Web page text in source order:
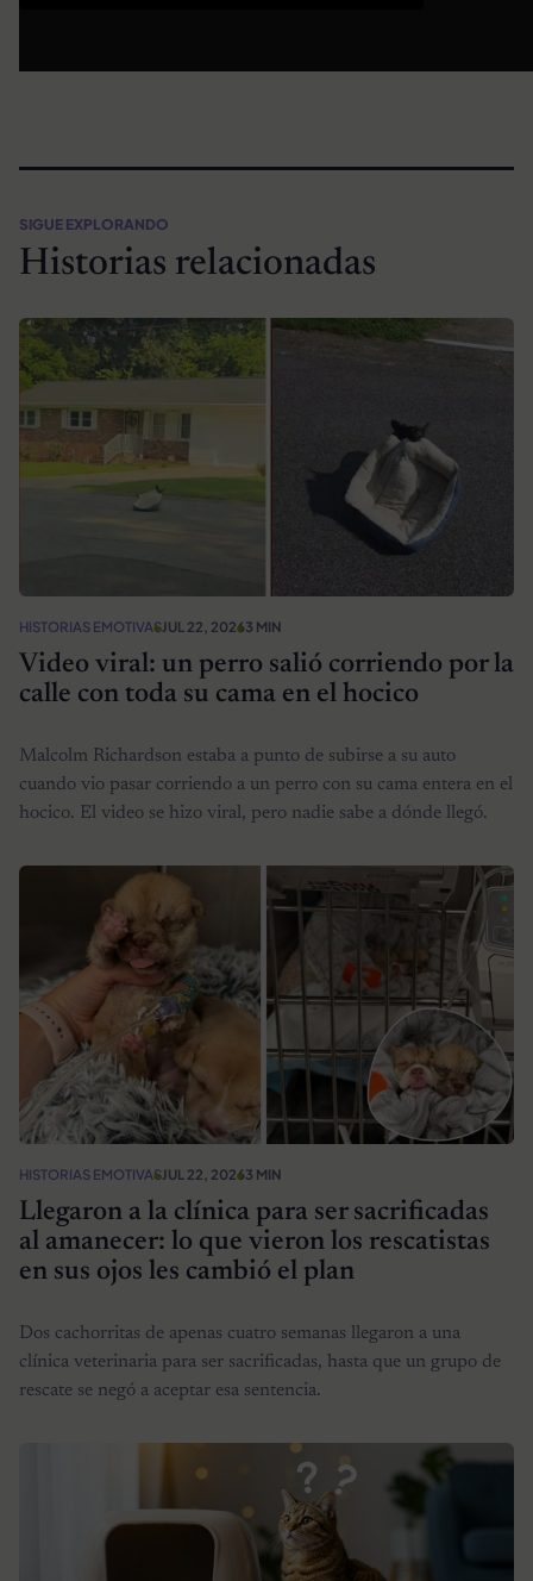
SIGUE EXPLORANDO
Historias relacionadas
HISTORIAS EMOTIVASJUL 22, 20263 MIN
Video viral: un perro salió corriendo por la
calle con toda su cama en el hocico
Malcolm Richardson estaba a punto de subirse a su auto
cuando vio pasar corriendo a un perro con su cama entera en el
hocico. El video se hizo viral, pero nadie sabe a dónde llegó.
HISTORIAS EMOTIVASJUL 22, 20263 MIN
Llegaron a la clínica para ser sacrificadas
al amanecer: lo que vieron los rescatistas
en sus ojos les cambió el plan
Dos cachorritas de apenas cuatro semanas llegaron a una
clínica veterinaria para ser sacrificadas, hasta que un grupo de
rescate se negó a aceptar esa sentencia.